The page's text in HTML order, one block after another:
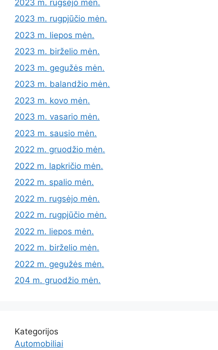
2023 m. rugsėjo mėn.
2023 m. rugpjūčio mėn.
2023 m. liepos mėn.
2023 m. birželio mėn.
2023 m. gegužės mėn.
2023 m. balandžio mėn.
2023 m. kovo mėn.
2023 m. vasario mėn.
2023 m. sausio mėn.
2022 m. gruodžio mėn.
2022 m. lapkričio mėn.
2022 m. spalio mėn.
2022 m. rugsėjo mėn.
2022 m. rugpjūčio mėn.
2022 m. liepos mėn.
2022 m. birželio mėn.
2022 m. gegužės mėn.
204 m. gruodžio mėn.
Kategorijos
Automobiliai